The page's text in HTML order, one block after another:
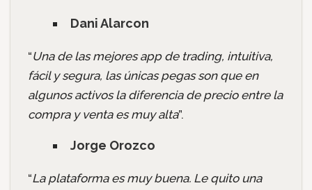
Dani Alarcon
“Una de las mejores app de trading, intuitiva,
fácil y segura, las únicas pegas son que en
algunos activos la diferencia de precio entre la
compra y venta es muy alta”.
Jorge Orozco
“La plataforma es muy buena. Le quito una